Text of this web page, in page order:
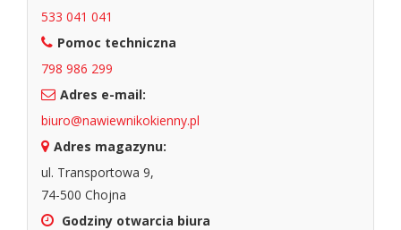
533 041 041
Pomoc techniczna
798 986 299
Adres e-mail:
biuro@nawiewnikokienny.pl
Adres magazynu:
ul. Transportowa 9,
74-500 Chojna
Godziny otwarcia biura